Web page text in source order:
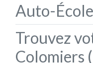
Auto-
Trouvez
Colomiers